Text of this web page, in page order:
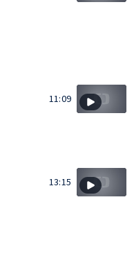
11:09
13:15